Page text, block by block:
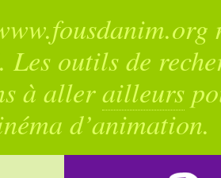
outils de
à allerailleurs
d’animation.